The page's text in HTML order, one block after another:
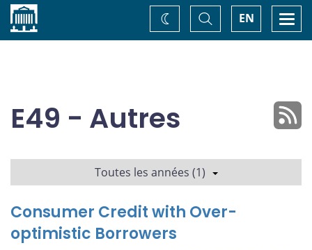
Accueil EN
Basculer
la
recherche
Changez
de
E49 - Autres
Toutes les années (1)
Consumer Credit with Over-
optimistic Borrowers